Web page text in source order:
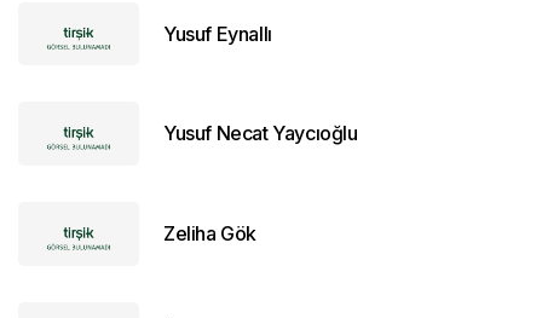
Yusuf Eynallı
Yusuf Necat Yaycıoğlu
Zeliha Gök